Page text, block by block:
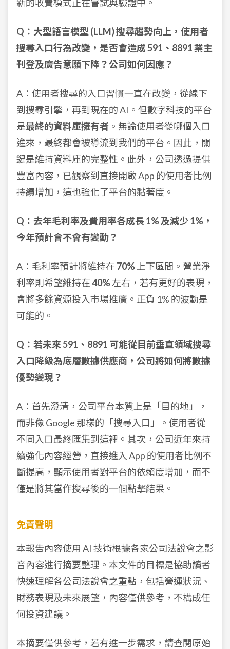
新的收費模式正在嘗試與驗證中。
Q：大型語言模型 (LLM) 搜尋趨勢向上，使用者
搜尋入口行為改變，是否會造成 591、8891 業主
刊登及廣告意願下降？公司如何因應？
A：使用者搜尋的入口習慣一直在改變，從線下
到搜尋引擎，再到現在的 AI。但數字科技的平台
是最終的資料庫擁有者 。無論使用者從哪個入口
進來，最終都會被導流到我們的平台。因此，關
鍵是維持資料庫的完整性。此外，公司透過提供
豐富內容，已觀察到直接開啟 App 的使用者比例
持續增加，這也強化了平台的黏著度。
Q：去年毛利率及費用率各成長 1% 及減少 1%，
今年預計會不會有變動？
A：毛利率預計將維持在 70% 上下區間。營業淨
利率則希望維持在40%左右，若有更好的表現，
會將多餘資源投入市場推廣。正負 1% 的波動是
可能的。
Q：若未來 591、8891 可能從目前垂直領域搜尋
入口降級為底層數據供應商，公司將如何將數據
優勢變現？
A：首先澄清，公司平台本質上是「目的地」，
而非像 Google 那樣的「搜尋入口」。使用者從
不同入口最終匯集到這裡。其次，公司近年來持
續強化內容經營，直接進入 App 的使用者比例不
斷提高，顯示使用者對平台的依賴度增加，而不
僅是將其當作搜尋後的一個點擊結果。
免責聲明
本報告內容使用 AI 技術根據各家公司法說會之影
音內容進行摘要整理。本文件的目標是協助讀者
快速理解各公司法說會之重點，包括營運狀況、
財務表現及未來展望，內容僅供參考，不構成任
何投資建議。
本摘要僅供參考，若有進一步需求，請查閱原始